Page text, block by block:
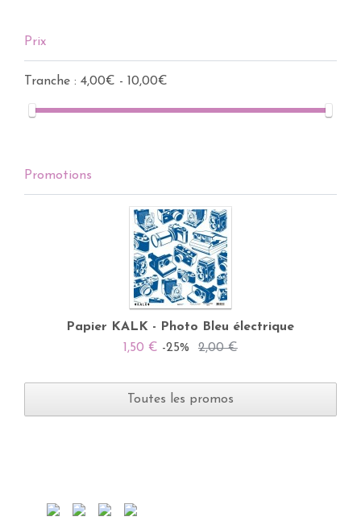
Prix
Tranche : 4,00€ - 10,00€
Promotions
Papier KALK - Photo Bleu électrique
1,50 € -25% 2,00 €
Toutes les promos